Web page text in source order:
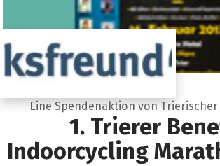
Eine Spendenaktion von
1. Trierer
Indoorcycling